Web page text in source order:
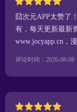
囧次元APP太赞了
有，每天更新最新
www.jocyapp.cn，
评论时间：2026-08-08